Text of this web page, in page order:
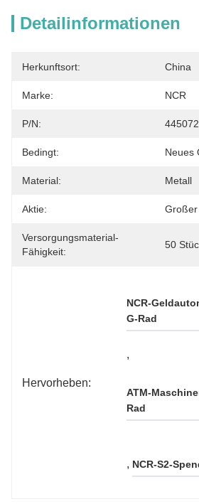
Detailinformationen
Herkunftsort: China
Marke: NCR
P/N:
Bedingt: Neues
Material: Metall
Aktie:
Versorgungsmaterial-
Fähigkeit:
50
Hervorheben:
NCR-
G-Rad
,
ATM-
Rad
, NCR-S2-